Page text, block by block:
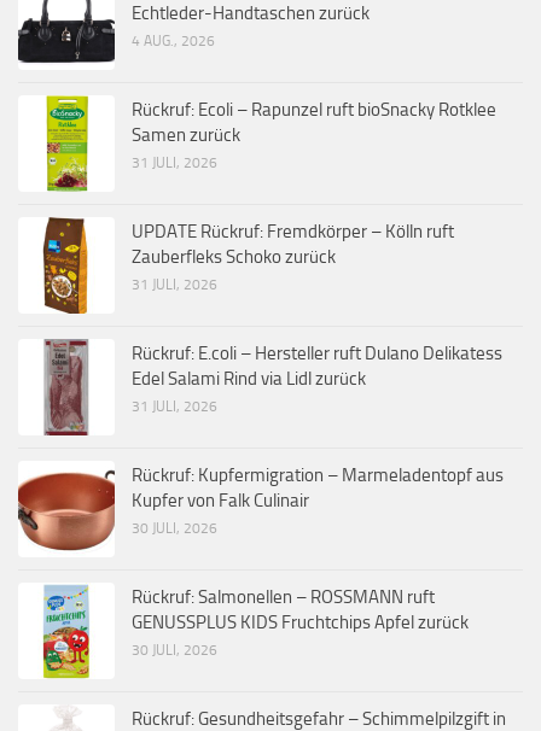
Echtleder-Handtaschen zurück
4 AUG., 2026
Rückruf: Ecoli – Rapunzel ruft bioSnacky Rotklee
Samen zurück
31 JULI, 2026
UPDATE Rückruf: Fremdkörper – Kölln ruft
Zauberfleks Schoko zurück
31 JULI, 2026
Rückruf: E.coli – Hersteller ruft Dulano Delikatess
Edel Salami Rind via Lidl zurück
31 JULI, 2026
Rückruf: Kupfermigration – Marmeladentopf aus
Kupfer von Falk Culinair
30 JULI, 2026
Rückruf: Salmonellen – ROSSMANN ruft
GENUSSPLUS KIDS Fruchtchips Apfel zurück
30 JULI, 2026
Rückruf: Gesundheitsgefahr – Schimmelpilzgift in